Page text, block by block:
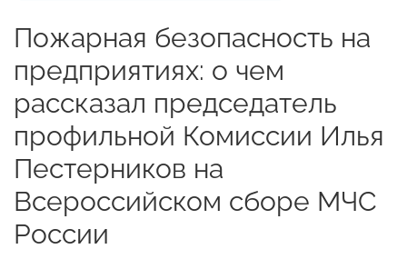
Пожарная безопасность на
предприятиях: о чем
рассказал председатель
профильной Комиссии Илья
Пестерников на
Всероссийском сборе МЧС
России